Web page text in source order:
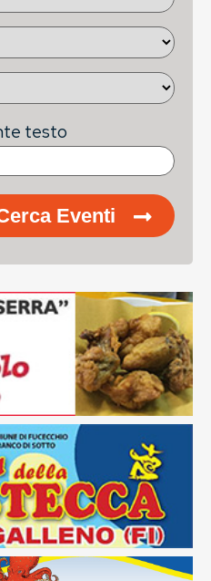
testo
Eventi